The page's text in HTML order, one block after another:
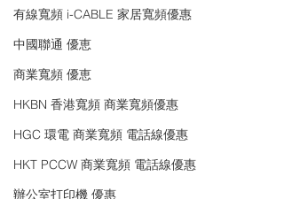
有線寬頻 i-CABLE 家居寬頻優惠
中國聯通 優恵
商業寬頻 優恵
HKBN 香港寬頻 商業寬頻優惠
HGC 環電 商業寬頻 電話線優惠
HKT PCCW 商業寬頻 電話線優惠
辦公室打印機 優惠